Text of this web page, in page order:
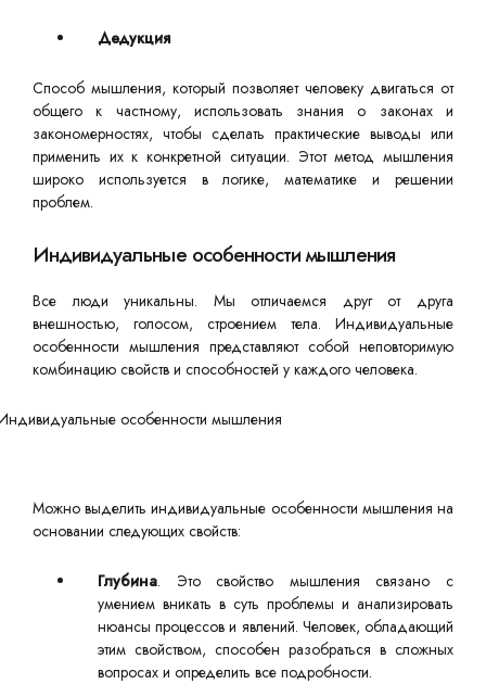
Дедукция
Способ мышления, который позволяет человеку двигаться от
общего к частному, использовать знания о законах и
закономерностях, чтобы сделать практические выводы или
применить их к конкретной ситуации. Этот метод мышления
широко используется в логике, математике и решении
проблем.
Индивидуальные особенности мышления
Все люди уникальны. Мы отличаемся друг от друга
внешностью, голосом, строением тела. Индивидуальные
особенности мышления представляют собой неповторимую
комбинацию свойств и способностей у каждого человека.
Можно выделить индивидуальные особенности мышления на
основании следующих свойств:
Глубина. Это свойство мышления связано с
умением вникать в суть проблемы и анализировать
нюансы процессов и явлений. Человек, обладающий
этим свойством, способен разобраться в сложных
вопросах и определить все подробности.